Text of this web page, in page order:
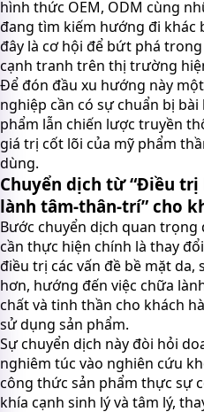
hình thức OEM, ODM cùng
đang tìm kiếm hướng đi khác
đây là cơ hội để bứt phá
cạnh tranh trên thị trường
Để đón đầu xu hướng này
nghiệp cần có sự chuẩn bị
phẩm lẫn chiến lược truyền
giá trị cốt lõi của mỹ phẩm
dùng.
Chuyển dịch từ “Điều trị
lành tâm-thân-trí” cho
Bước chuyển dịch quan
cần thực hiện chính là thay
điều trị các vấn đề bề mặt da,
hơn, hướng đến việc chữa
chất và tinh thần cho khách
sử dụng sản phẩm.
Sự chuyển dịch này đòi hỏi
nghiêm túc vào nghiên cứu
công thức sản phẩm thực sự
khía cạnh sinh lý và tâm lý,